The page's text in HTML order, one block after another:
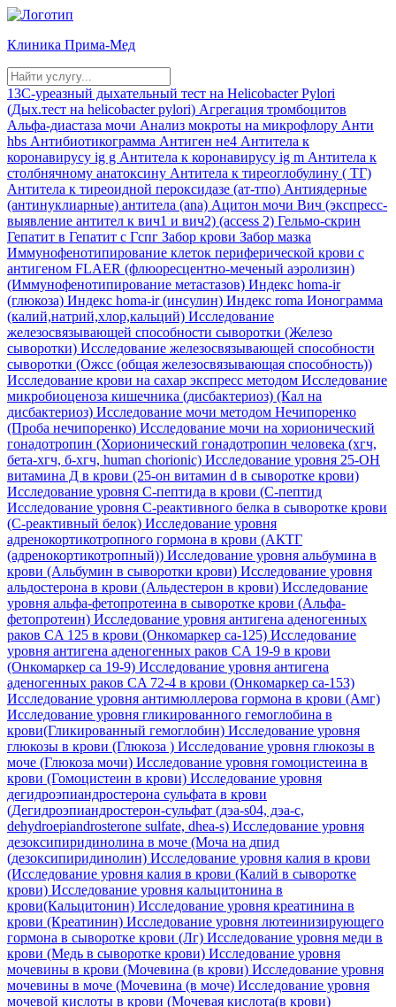
Клиника Прима-Мед
13С-уреазный дыхательный тест на Helicobacter Pylori
(Дых.тест на helicobacter pylori) Агрегация тромбоцитов
Альфа-диастаза мочи Анализ мокроты на микрофлору Анти
hbs Антибиотикограмма Антиген не4 Антитела к
коронавирусу ig g Антитела к коронавирусу ig m Антитела к
столбнячному анатоксину Антитела к тиреоглобулину ( ТГ)
Антитела к тиреоидной пероксидазе (ат-тпо) Антиядерные
(антинуклиарные) антитела (ana) Ацитон мочи Вич (экспресс-
выявление антител к вич1 и вич2) (access 2) Гельмо-скрин
Гепатит в Гепатит с Гспг Забор крови Забор мазка
Иммунофенотипирование клеток периферической крови с
антигеном FLAER (флюоресцентно-меченый аэролизин)
(Иммунофенотипирование метастазов) Индекс homa-ir
(глюкоза) Индекс homa-ir (инсулин) Индекс roma Ионограмма
(калий,натрий,хлор,кальций) Исследование
железосвязывающей способности сыворотки (Железо
сыворотки) Исследование железосвязывающей способности
сыворотки (Ожсс (общая железосвязывающая способность))
Исследование крови на сахар экспресс методом Исследование
микробиоценоза кишечника (дисбактериоз) (Кал на
дисбактериоз) Исследование мочи методом Нечипоренко
(Проба нечипоренко) Исследование мочи на хорионический
гонадотропин (Хорионический гонадотропин человека (хгч,
бета-хгч, б-хгч, human chorionic) Исследование уровня 25-OH
витамина Д в крови (25-он витамин d в сыворотке крови)
Исследование уровня C-пептида в крови (С-пептид
Исследование уровня C-реактивного белка в сыворотке крови
(С-реактивный белок) Исследование уровня
адренокортикотропного гормона в крови (АКТГ
(адренокортикотропный)) Исследование уровня альбумина в
крови (Альбумин в сыворотки крови) Исследование уровня
альдостерона в крови (Альдестерон в крови) Исследование
уровня альфа-фетопротеина в сыворотке крови (Альфа-
фетопротеин) Исследование уровня антигена аденогенных
раков CA 125 в крови (Онкомаркер са-125) Исследование
уровня антигена аденогенных раков CA 19-9 в крови
(Онкомаркер са 19-9) Исследование уровня антигена
аденогенных раков CA 72-4 в крови (Онкомаркер са-153)
Исследование уровня антимюллерова гормона в крови (Амг)
Исследование уровня гликированного гемоглобина в
крови(Гликированный гемоглобин) Исследование уровня
глюкозы в крови (Глюкоза ) Исследование уровня глюкозы в
моче (Глюкоза мочи) Исследование уровня гомоцистеина в
крови (Гомоцистеин в крови) Исследование уровня
дегидроэпиандростерона сульфата в крови
(Дегидроэпиандростерон-сульфат (дэа-s04, дэа-с,
dehydroepiandrosterone sulfate, dhea-s) Исследование уровня
дезоксипиридинолина в моче (Моча на дпид
(дезоксипиридинолин) Исследование уровня калия в крови
(Исследование уровня калия в крови (Калий в сыворотке
крови) Исследование уровня кальцитонина в
крови(Кальцитонин) Исследование уровня креатинина в
крови (Креатинин) Исследование уровня лютеинизирующего
гормона в сыворотке крови (Лг) Исследование уровня меди в
крови (Медь в сыворотке крови) Исследование уровня
мочевины в крови (Мочевина (в крови) Исследование уровня
мочевины в моче (Мочевина (в моче) Исследование уровня
мочевой кислоты в крови (Мочевая кислота(в крови)